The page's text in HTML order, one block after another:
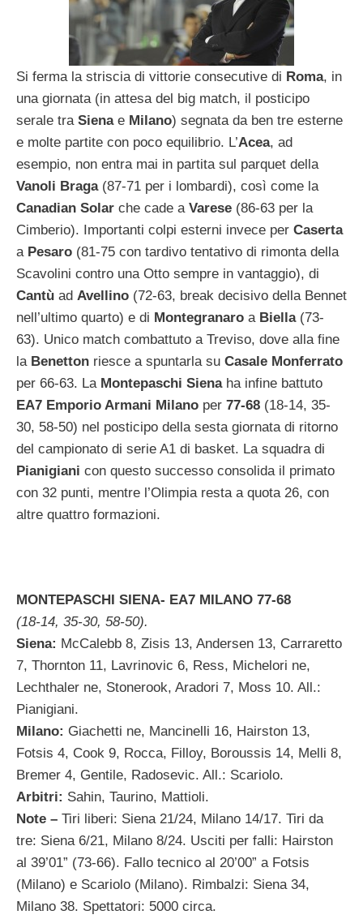
Si ferma la striscia di vittorie consecutive di Roma, in
una giornata (in attesa del big match, il posticipo
serale tra Sienae Milano) segnata da ben tre esterne
e molte partite con poco equilibrio. L’Acea, ad
esempio, non entra mai in partita sul parquet della
Vanoli Braga(87-71 per i lombardi), così come la
Canadian Solar che cade a Varese (86-63 per la
Cimberio). Importanti colpi esterni invece per Caserta
a Pesaro (81-75 con tardivo tentativo di rimonta della
Scavolini contro una Otto sempre in vantaggio), di
Cantù ad Avellino (72-63, break decisivo della Bennet
nell’ultimo quarto) e di Montegranaro a Biella(73-
63). Unico match combattuto a Treviso, dove alla fine
la Benetton riesce a spuntarla su Casale Monferrato
per 66-63. La Montepaschi Sienaha infine battuto
EA7 Emporio Armani Milano per 77-68 (18-14, 35-
30, 58-50) nel posticipo della sesta giornata di ritorno
del campionato di serie A1 di basket. La squadra di
Pianigiani con questo successo consolida il primato
con 32 punti, mentre l’Olimpia resta a quota 26, con
altre quattro formazioni.
MONTEPASCHI SIENA- EA7 MILANO 77-68
(18-14, 35-30, 58-50).
Siena: McCalebb 8, Zisis 13, Andersen 13, Carraretto
7, Thornton 11, Lavrinovic 6, Ress, Michelori ne,
Lechthaler ne, Stonerook, Aradori 7, Moss 10. All.:
Pianigiani.
Milano: Giachetti ne, Mancinelli 16, Hairston 13,
Fotsis 4, Cook 9, Rocca, Filloy, Boroussis 14, Melli 8,
Bremer 4, Gentile, Radosevic. All.: Scariolo.
Arbitri: Sahin, Taurino, Mattioli.
Note – Tiri liberi: Siena 21/24, Milano 14/17. Tiri da
tre: Siena 6/21, Milano 8/24. Usciti per falli: Hairston
al 39’01” (73-66). Fallo tecnico al 20’00” a Fotsis
(Milano) e Scariolo (Milano). Rimbalzi: Siena 34,
Milano 38. Spettatori: 5000 circa.